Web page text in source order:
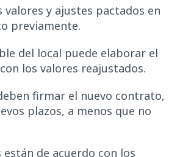
valores y ajustes pactados en
previamente.
del local puede elaborar el
los valores reajustados.
firmar el nuevo contrato,
plazos, a menos que no
de acuerdo con los